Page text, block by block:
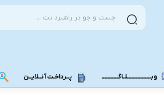
وبــــــــــــــــلـاگـــــــــــ پــرداخـت آنــلایــن